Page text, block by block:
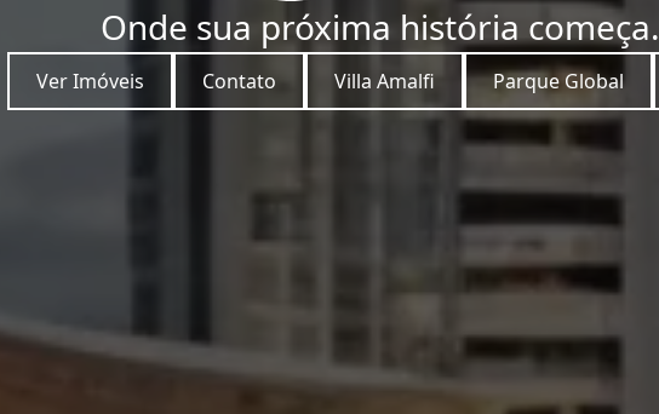
Onde sua próxima história começa.
Ver Imóveis Contato Villa Amalfi Parque Global